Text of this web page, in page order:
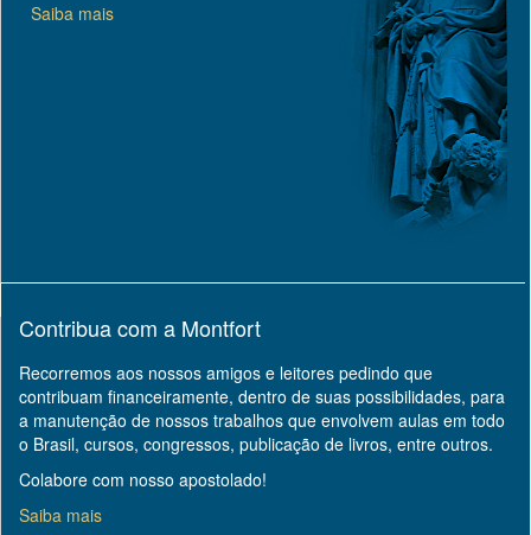
Saiba mais
Contribua com a Montfort
Recorremos aos nossos amigos e leitores pedindo que
contribuam financeiramente, dentro de suas possibilidades, para
a manutenção de nossos trabalhos que envolvem aulas em todo
o Brasil, cursos, congressos, publicação de livros, entre outros.
Colabore com nosso apostolado!
Saiba mais